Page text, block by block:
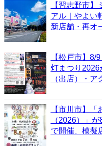
【習志野市
アル｜やよい
新店舗・再オ
【松戸市】8/
灯まつり2026
（出店）・ア
【市川市】
（2026）」
で開催、模擬